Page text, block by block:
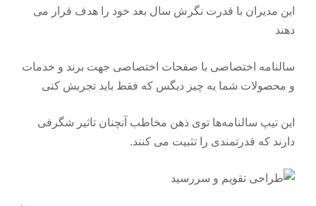
این مدیران با قدرت نگرش سال بعد خود را هدف قرار می
دهند
سالنامه اختصاصی با صفحات اختصاصی جهت برند و خدمات
و محصولات شما یه چیز دیگس که فقط باید تجربش کنی
این تیپ سالنامه‌ها توی ذهن مخاطب آنچنان تاثیر شگرفی
دارند که قدرتمندی را تثبیت می کنند.